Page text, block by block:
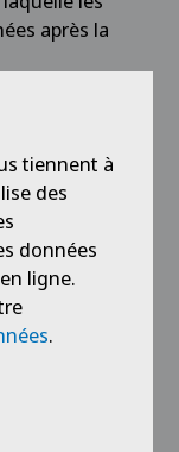
après la
facteurs
corps de
(p.
tiennent à
des
données
ligne.
.